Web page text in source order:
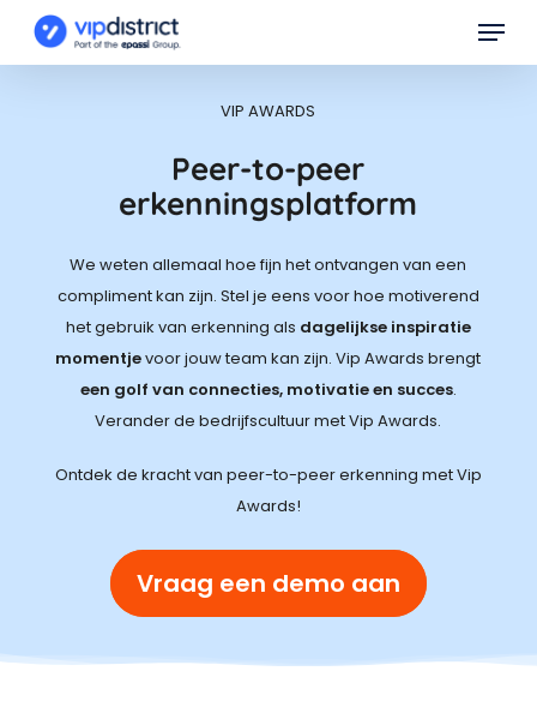
Menu
VIP AWARDS
Peer-to-peer
erkenningsplatform
We weten allemaal hoe fijn het ontvangen van een
compliment kan zijn. Stel je eens voor hoe motiverend
het gebruik van erkenning als dagelijkse inspiratie
momentjevoor jouw team kan zijn. Vip Awards brengt
een golf van connecties, motivatie en succes.
Verander de bedrijfscultuur met Vip Awards.
Ontdek de kracht van peer-to-peer erkenning met Vip
Awards!
Vraag een demo aan